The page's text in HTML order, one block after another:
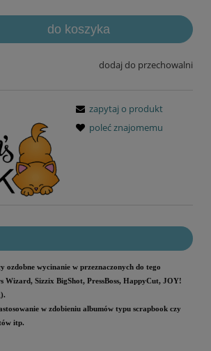
do koszyka
dodaj do przechowalni
zapytaj o produkt
poleć znajomemu
wycinanie w przeznaczonych do tego
Wizard, Sizzix BigShot, PressBoss, HappyCut, JOY!
w zdobieniu albumów typu scrapbook czy
itp.